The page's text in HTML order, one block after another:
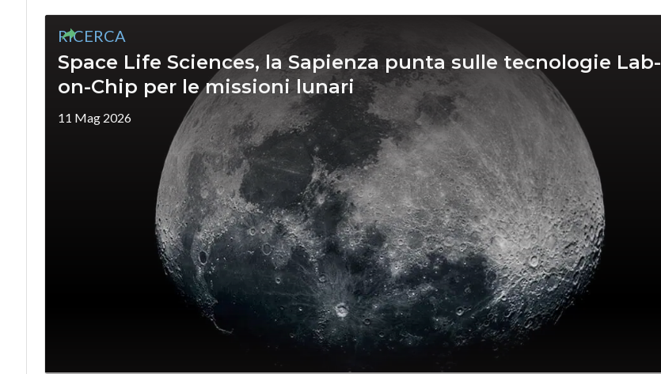
RICERCA
Space Life Sciences, la Sapienza punta sulle tecnologie Lab-
on-Chip per le missioni lunari
11 Mag 2026